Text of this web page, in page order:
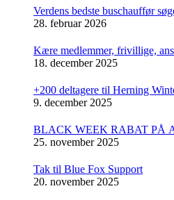
Verdens bedste buschauffør
28. februar 2026
Kære medlemmer, frivillige,
18. december 2025
+200 deltagere til Herning
9. december 2025
BLACK WEEK RABAT PÅ
25. november 2025
Tak til Blue Fox Support
20. november 2025